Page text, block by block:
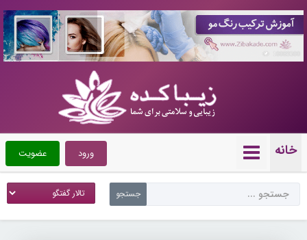
خانه عضویت ورود